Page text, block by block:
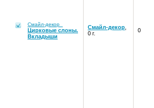
Смайл-декор
Цирковые слоны.
Вкладыши
Смайл-декор
0 г.
0